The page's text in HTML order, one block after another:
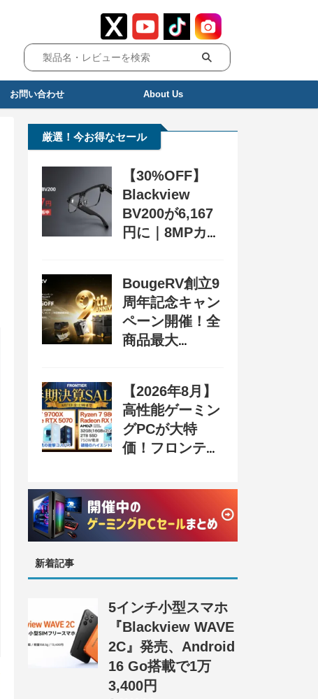
お問い合わせ About Us
厳選！今お得なセール
【30%OFF】
Blackview
BV200が6,167
円に｜8MPカメ
ン配布中
BougeRV創立9
周年記念キャン
ペーン開催！全
商品最大
31日まで
【2026年8月】
高性能ゲーミン
グPCが大特
価！フロンティ
SALE』開催、
セール情報まと
め
新着記事
5インチ小型スマホ
『Blackview WAVE
2C』発売、Android
16 Go搭載で1万
3,400円